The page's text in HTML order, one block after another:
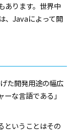
あります。世界中
、Javaによって開
た開発用途の幅広
な言語である」
ということはその